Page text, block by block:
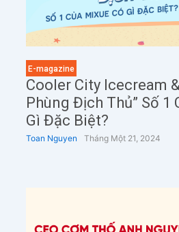
E-magazine
Cooler City Icecream
Phùng Địch Thủ” Số 1
Gì Đặc Biệt?
Toan Nguyen Tháng Một 21, 2024